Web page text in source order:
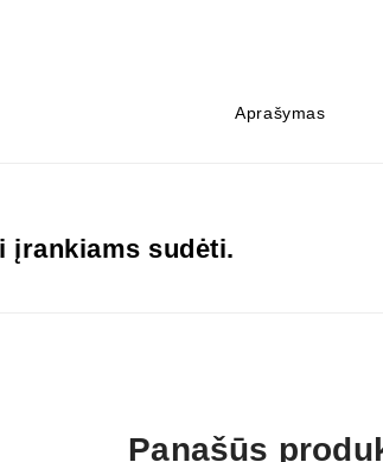
Aprašymas
įrankiams sudėti.
Panašūs